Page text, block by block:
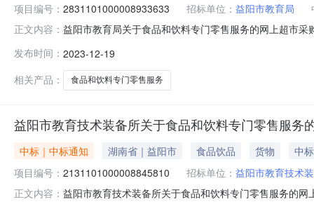
项目编号： 2831101000008933633 招标单位： 益阳市教育局
正文内容： 益阳市教育局关于食品和饮料专门零售服务的网上超市
政区划名称:益阳市本级报价起止时间:-二、采购单位信
发布时间： 2023-12-19
相关产品：
食品和饮料专门零售服务
益阳市教育技术装备所关于食品和饮料专门零售服务
中标｜中标通知 湖南省｜益阳市 食品饮品 货物
中
项目编号： 2131101000008845810 招标单位： 益阳市教育技术
正文内容： 益阳市教育技术装备所关于食品和饮料专门零售服务的